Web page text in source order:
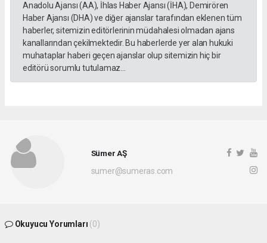
Anadolu Ajansı (AA), İhlas Haber Ajansı (İHA), Demirören
Haber Ajansı (DHA) ve diğer ajanslar tarafından eklenen tüm
haberler, sitemizin editörlerinin müdahalesi olmadan ajans
kanallarından çekilmektedir. Bu haberlerde yer alan hukuki
muhataplar haberi geçen ajanslar olup sitemizin hiç bir
editörü sorumlu tutulamaz...
Sümer AŞ
sumer@sumeras.com
Okuyucu Yorumları (0)